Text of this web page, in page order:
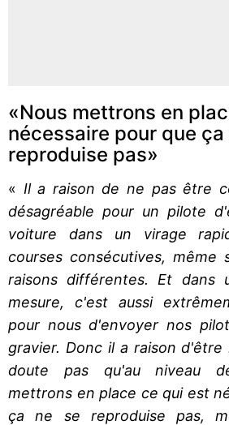
«Nous mettrons en
nécessaire pour que ça
reproduise pas»
« Il a raison de ne pas être
désagréable pour un pilote
voiture dans un virage
courses consécutives, même
raisons différentes. Et dans
mesure, c'est aussi
pour nous d'envoyer nos
gravier. Donc il a raison
doute pas qu'au niveau
mettrons en place ce qui est
ça ne se reproduise pas,